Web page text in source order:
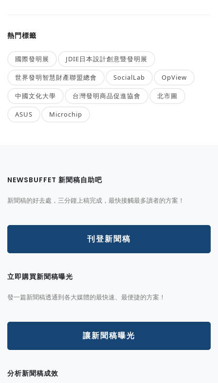
熱門標籤
國際發明展 JDIE日本設計創意暨發明展
世界發明智慧財產聯盟總會 SocialLab OpView
中國文化大學 台灣發明商品促進協會 北市圖
ASUS Microchip
NEWSBUFFET 新聞稿自助吧
新聞稿的好去處，三分鐘上稿完成，最快接觸最多讀者的方案！
刊登新聞稿
立即購買新聞稿曝光
發一篇新聞稿透通到各大媒體的最快速、最便捷的方案！
讓新聞稿曝光
分析新聞稿成效